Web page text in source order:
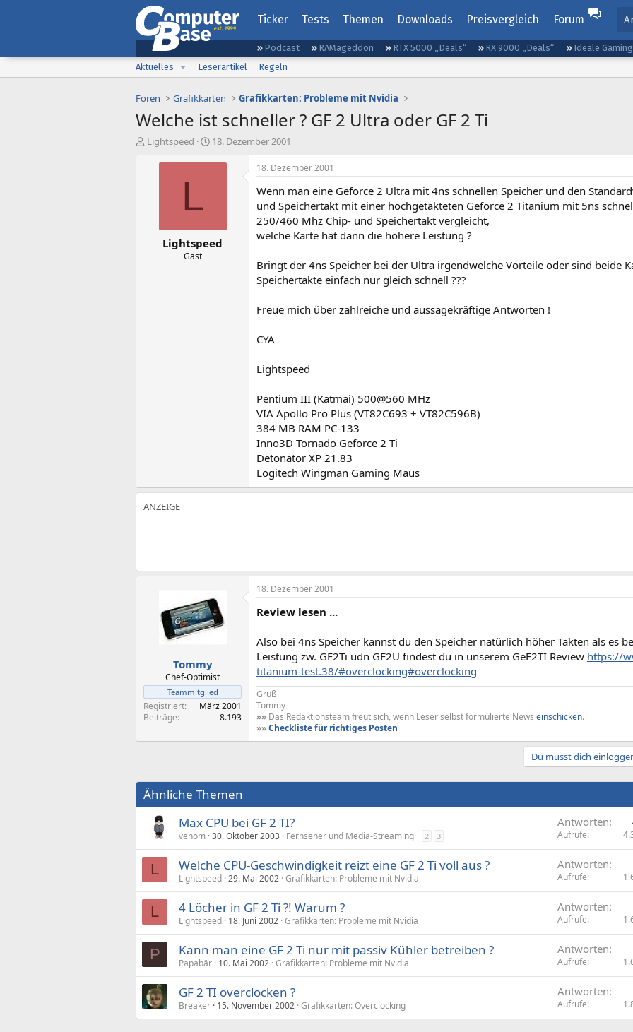
Ticker Tests Themen Downloads Preisvergleich Forum
Podcast RAMageddon RTX 5000 „Deals“ RX 9000 „Deals“
Ideale
Aktuelles
Leserartikel Regeln
Foren Grafikkarten Grafikkarten: Probleme mit Nvidia
Welche ist schneller ? GF 2 Ultra oder GF 2 Ti
ELightspeed
E
s
t
a
18. Dezember 2001
L
Lightspeed
Gast
18. Dezember 2001
Wenn man eine Geforce 2 Ultra mit 4ns schnellen Speicher und den
und Speichertakt mit einer hochgetakteten Geforce 2 Titanium mit 5ns
250/460 Mhz Chip- und Speichertakt vergleicht,
welche Karte hat dann die höhere Leistung ?
Bringt der 4ns Speicher bei der Ultra irgendwelche Vorteile oder sind beide
Speichertakte einfach nur gleich schnell ???
Freue mich über zahlreiche und aussagekräftige Antworten !
CYA
Lightspeed
Pentium III (Katmai) 500@560 MHz
VIA Apollo Pro Plus (VT82C693 + VT82C596B)
384 MB RAM PC-133
Inno3D Tornado Geforce 2 Ti
Detonator XP 21.83
Logitech Wingman Gaming Maus
Tommy
Chef-Optimist
Teammitglied
Registriert
März 2001
Beiträge
8.193
18. Dezember 2001
Review lesen ...
Also bei 4ns Speicher kannst du den Speicher natürlich höher Takten als es
Leistung zw. GF2Ti udn GF2U findest du in unserem GeF2TI Review https://
titanium-test.38/#overclocking#overclocking
Gruß
Tommy
»» Das Redaktionsteam freut sich, wenn Leser selbst formulierte News einschicken.
»»Checkliste für richtiges Posten
Du musst dich
Ähnliche Themen
Max CPU bei GF 2 TI?
venom 30. Oktober 2003 Fernseher und Media-Streaming 2 3
Antworten
Aufrufe
L Welche CPU-Geschwindigkeit reizt eine GF 2 Ti voll aus ?
Lightspeed 29. Mai 2002 Grafikkarten: Probleme mit Nvidia
Antworten
Aufrufe
L 4 Löcher in GF 2 Ti ?! Warum ?
Lightspeed 18. Juni 2002 Grafikkarten: Probleme mit Nvidia
Antworten
Aufrufe
P Kann man eine GF 2 Ti nur mit passiv Kühler betreiben ?
Papabär 10. Mai 2002 Grafikkarten: Probleme mit Nvidia
Antworten
Aufrufe
GF 2 TI overclocken ?
Breaker 15. November 2002 Grafikkarten: Overclocking
Antworten
Aufrufe